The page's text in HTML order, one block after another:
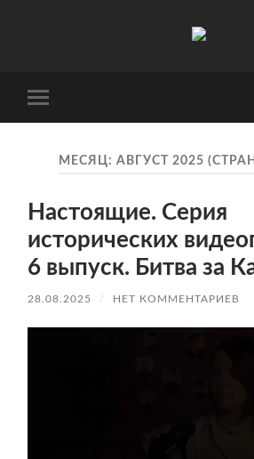
мобильное
МЕСЯЦ:АВГУСТ 2025
Настоящие. Серия
исторических
6 выпуск. Битва за
28.08.2025 / НЕТ КОММЕНТАРИЕВ